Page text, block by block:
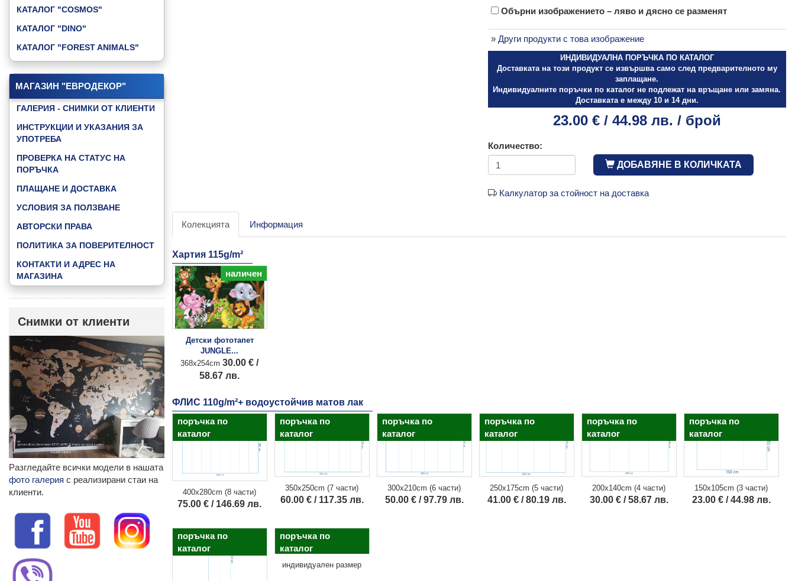
КАТАЛОГ "COSMOS"
КАТАЛОГ "DINO"
КАТАЛОГ "FOREST ANIMALS"
КАТАЛОГ "GOOD NIGHT BABY"
КАТАЛОГ "JUNGLE ANIMALS"
КАТАЛОГ "LITTLE FRIENDS"
КАТАЛОГ "MUSIC & DANCE"
КАТАЛОГ "SKY"
ВИЖ ВСИЧКИ КАТАЛОЗИ »
МАГАЗИН "ЕВРОДЕКОР"
ГАЛЕРИЯ - СНИМКИ ОТ КЛИЕНТИ
ИНСТРУКЦИИ И УКАЗАНИЯ ЗА
УПОТРЕБА
ПРОВЕРКА НА СТАТУС НА
ПОРЪЧКА
ПЛАЩАНЕ И ДОСТАВКА
УСЛОВИЯ ЗА ПОЛЗВАНЕ
АВТОРСКИ ПРАВА
ПОЛИТИКА ЗА ПОВЕРИТЕЛНОСТ
КОНТАКТИ И АДРЕС НА
МАГАЗИНА
Снимки от клиенти
Разгледайте всички модели в нашата
фото галерия с реализирани стаи на
клиенти.
Обърни изображението – ляво и дясно се разменят
» Други продукти с това изображение
ИНДИВИДУАЛНА ПОРЪЧКА ПО КАТАЛОГ
Доставката на този продукт се извършва само след предварителното му
заплащане.
Индивидуалните поръчки по каталог не подлежат на връщане или замяна.
Доставката е между 10 и 14 дни.
23.00 € / 44.98 лв. / брой
Количество:
ДОБАВЯНЕ В КОЛИЧКАТА
Калкулатор за стойност на доставка
Колекцията Информация
Хартия 115g/m²
наличен
Детски фототапет
JUNGLE...
368x254cm30.00 € /
58.67 лв.
ФЛИС 110g/m²+ водоустойчив матов лак
поръчка по
каталог
400x280cm (8 части)
75.00 € / 146.69 лв.
поръчка по
каталог
350x250cm (7 части)
60.00 € / 117.35 лв.
поръчка по
каталог
300x210cm (6 части)
50.00 € / 97.79 лв.
поръчка по
каталог
250x175cm (5 части)
41.00 € / 80.19 лв.
поръчка по
каталог
200x140cm (4 части)
30.00 € / 58.67 лв.
поръчка по
каталог
150x105cm (3 части)
23.00 € / 44.98 лв.
поръчка по
каталог
поръчка по
каталог
индивидуален размер